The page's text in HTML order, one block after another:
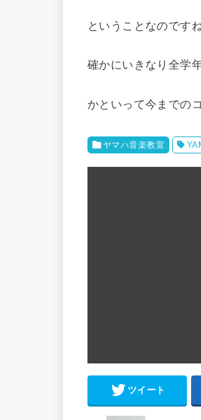
ということなのですね
確かにいきなり全学
かといって今までの
ヤマハ音楽教室
ツイート